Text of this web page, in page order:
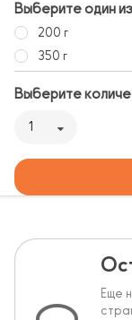
Выберите один
200 г
350 г
Выберите
1
Еще